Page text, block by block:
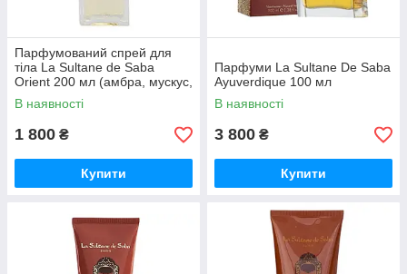
Парфумований спрей для
тіла La Sultane de Saba
Orient 200 мл (амбра, мускус,
сандал)
В наявності
1 800 ₴
Купити
Парфуми La Sultane De Saba
Ayuverdique 100 мл
В наявності
3 800 ₴
Купити